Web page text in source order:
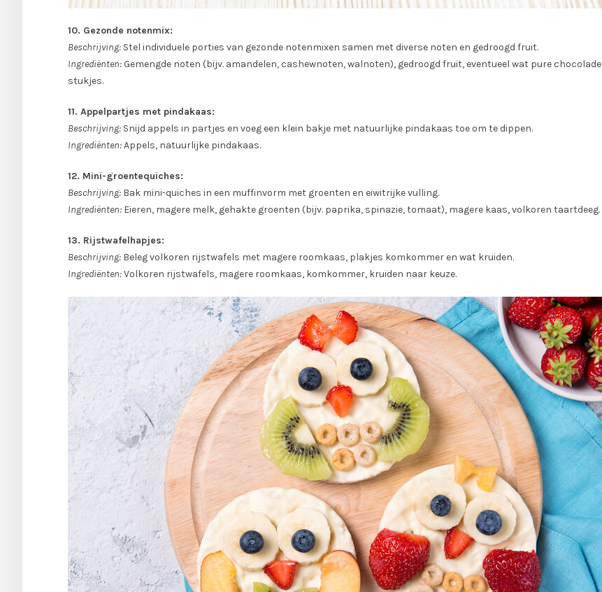
10. Gezonde notenmix:
Beschrijving: Stel individuele porties van gezonde notenmixen samen met diverse noten en gedroogd fruit.
Ingrediënten: Gemengde noten (bijv. amandelen, cashewnoten, walnoten), gedroogd fruit, eventueel wat pure chocolade
stukjes.
11. Appelpartjes met pindakaas:
Beschrijving: Snijd appels in partjes en voeg een klein bakje met natuurlijke pindakaas toe om te dippen.
Ingrediënten:Appels, natuurlijke pindakaas.
12. Mini-groentequiches:
Beschrijving: Bak mini-quiches in een muffinvorm met groenten en eiwitrijke vulling.
Ingrediënten: Eieren, magere melk, gehakte groenten (bijv. paprika, spinazie, tomaat), magere kaas, volkoren taartdeeg.
13. Rijstwafelhapjes:
Beschrijving: Beleg volkoren rijstwafels met magere roomkaas, plakjes komkommer en wat kruiden.
Ingrediënten:Volkoren rijstwafels, magere roomkaas, komkommer, kruiden naar keuze.